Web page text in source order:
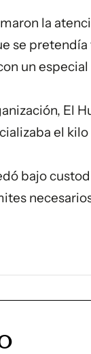
la
se
un
El
el
bajo